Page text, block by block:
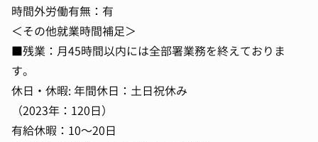
時間外労働有無：有
＜その他就業時間補足＞
■残業：月45時間以内には全部署業務を終えておりま
す。
休日・休暇: 年間休日：土日祝休み
（2023年：120日）
有給休暇：10～20日